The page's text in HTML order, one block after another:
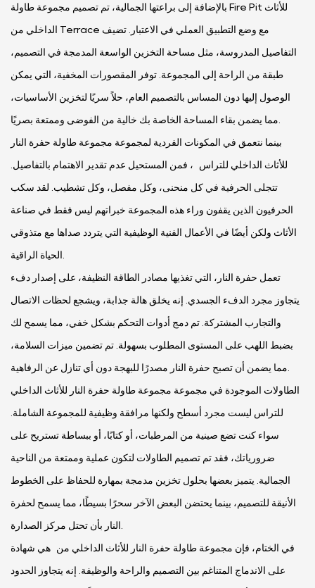
بالإضافة إلى براعتها الجمالية، تم تصميم مجموعة طاولة Fire Pit للأثاث
الداخلي من Terrace مع وضع التطبيق العملي في الاعتبار. تضيف
التفاصيل المدروسة، مثل مساحة التخزين الواسعة المدمجة في التصميم،
طبقة من الراحة إلى المجموعة. توفر المقصورات المخفية، التي يمكن
الوصول إليها دون المساس بالتصميم العام، حلاً سريًا لتخزين الأساسيات،
بينما نتعمق في المكونات الفردية لمجموعة مجموعة طاولة حفرة النار
للأثاث الداخلي للتراس ، فمن المستحيل عدم تقدير الاهتمام بالتفاصيل.
تتجلى الحرفية في كل منحنى، وكل مفصل، وكل تشطيب. لقد سكب
الحرفيون الذين يقفون وراء هذه المجموعة خبراتهم ليس فقط في صناعة
الأثاث ولكن أيضًا في الأعمال الفنية الوظيفية التي يتردد صداها مع متذوقي
تعمل حفرة النار، التي تغذيها مصادر الطاقة النظيفة، على إصدار دفء
يتجاوز مجرد الدفء الجسدي. إنه يخلق هالة جذابة، ويشجع لحظات الاتصال
والتجارب المشتركة. تم دمج أدوات التحكم بشكل خفي، مما يسمح لك
بضبط اللهب على المستوى المطلوب بسهولة. تم تضمين ميزات السلامة،
الطاولات الموجودة في مجموعة مجموعة طاولة حفرة النار للأثاث الداخلي
للتراس ليست مجرد أسطح ولكنها مرافقة وظيفية للمجموعة الشاملة.
سواء كنت تضع صينية من المرطبات، أو كتابًا، أو ببساطة تستريح على
ضرورياتك، فقد تم تصميم الطاولات لتكون عملية وممتعة من الناحية
الجمالية. يتميز بعضها بحلول تخزين مدمجة بمهارة للحفاظ على الخطوط
الأنيقة للتصميم، بينما يحتضن البعض الآخر سحرًا بسيطًا، مما يسمح لحفرة
في الختام، فإن مجموعة طاولة حفرة النار للأثاث الداخلي من هي شهادة
على الاندماج المتناغم بين التصميم والراحة والوظيفة. إنه يتجاوز الحدود